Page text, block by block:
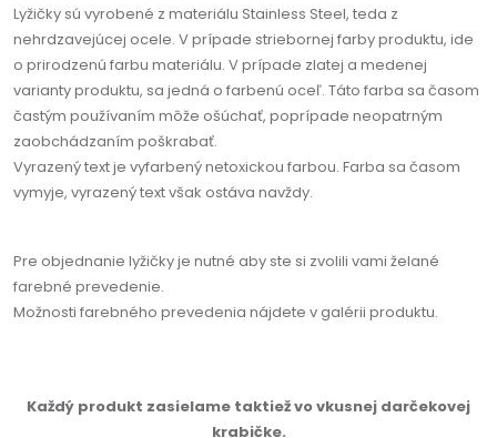
Lyžičky sú vyrobené z materiálu Stainless Steel, teda z
nehrdzavejúcej ocele. V prípade striebornej farby produktu, ide
o prirodzenú farbu materiálu. V prípade zlatej a medenej
varianty produktu, sa jedná o farbenú oceľ. Táto farba sa časom
častým používaním môže ošúchať, poprípade neopatrným
zaobchádzaním poškrabať.
Vyrazený text je vyfarbený netoxickou farbou. Farba sa časom
vymyje, vyrazený text však ostáva navždy.
Pre objednanie lyžičky je nutné aby ste si zvolili vami želané
farebné prevedenie.
Možnosti farebného prevedenia nájdete v galérii produktu.
Každý produkt zasielame taktiež vo vkusnej darčekovej
krabičke.